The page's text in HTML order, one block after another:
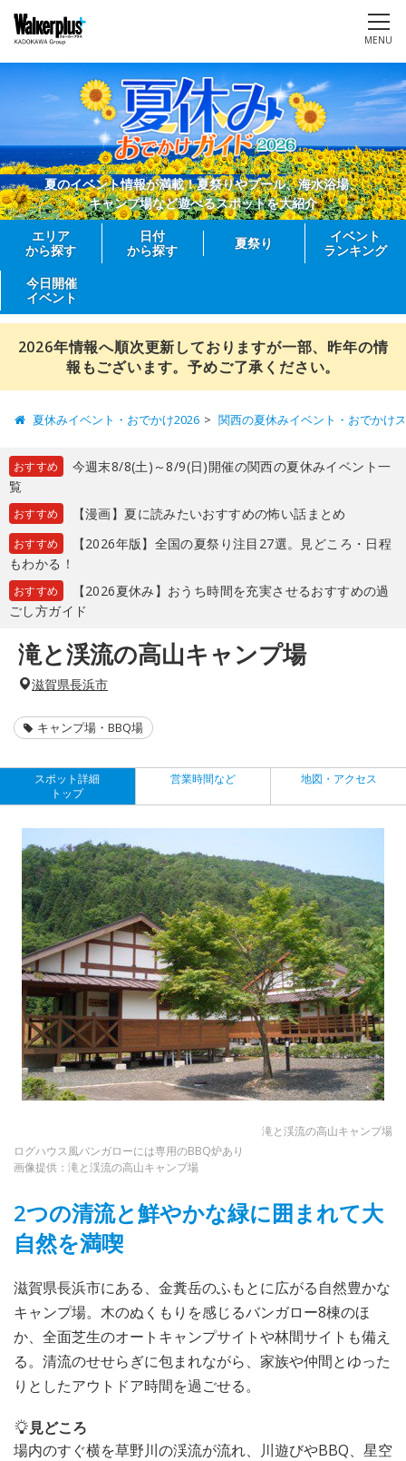
MENU
夏のイベント情報が満載！夏祭りやプール、海水浴場、
キャンプ場など遊べるスポットを大紹介
エリア
から探す
日付
から探す
夏祭り
イベント
ランキング
今日開催
イベント
2026年情報へ順次更新しておりますが一部、昨年の情
報もございます。予めご了承ください。
夏休みイベント・おでかけ2026 関西の夏休みイベント・おでかけ
おすすめ
今週末8/8(土)～8/9(日)開催の関西の夏休みイベント一
覧
おすすめ 【漫画】夏に読みたいおすすめの怖い話まとめ
おすすめ
【2026年版】全国の夏祭り注目27選。見どころ・日程
もわかる！
おすすめ
【2026夏休み】おうち時間を充実させるおすすめの過
ごし方ガイド
滝と渓流の高山キャンプ場
滋賀県長浜市
キャンプ場・BBQ場
スポット詳細
トップ
営業時間など 地図・アクセス
滝と渓流の高山キャンプ場
ログハウス風バンガローには専用のBBQ炉あり
画像提供：滝と渓流の高山キャンプ場
2つの清流と鮮やかな緑に囲まれて大
自然を満喫
滋賀県長浜市にある、金糞岳のふもとに広がる自然豊かな
キャンプ場。木のぬくもりを感じるバンガロー8棟のほ
か、全面芝生のオートキャンプサイトや林間サイトも備え
る。清流のせせらぎに包まれながら、家族や仲間とゆった
りとしたアウトドア時間を過ごせる。
見どころ
場内のすぐ横を草野川の渓流が流れ、川遊びやBBQ、星空